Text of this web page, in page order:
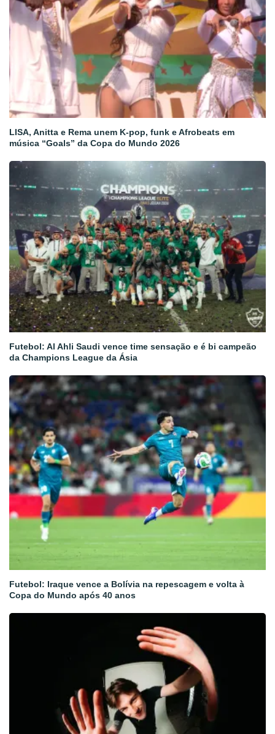
LISA, Anitta e Rema unem K-pop, funk e Afrobeats em
música “Goals” da Copa do Mundo 2026
Futebol: Al Ahli Saudi vence time sensação e é bi campeão
da Champions League da Ásia
Futebol: Iraque vence a Bolívia na repescagem e volta à
Copa do Mundo após 40 anos